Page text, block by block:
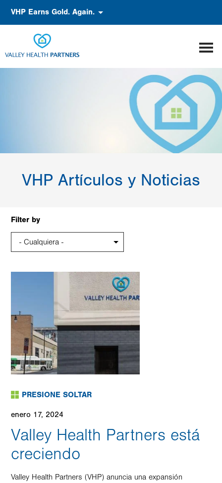
VHP Earns Gold. Again.
VHP Artículos y Noticias
Filter by
PRESIONE SOLTAR
enero 17, 2024
Valley Health Partners está
creciendo
Valley Health Partners (VHP) anuncia una expansión